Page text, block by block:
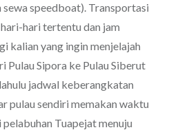
speedboat). Transportasi
hari tertentu dan jam
kalian yang ingin menjelajah
Pulau Sipora ke Pulau Siberut
jadwal keberangkatan
pulau sendiri memakan waktu
Tuapejat menuju